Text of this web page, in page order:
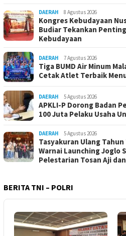
DAERAH 8 Agustus 2026
Kongres Kebudayaan
Budiar Tekankan
Kebudayaan
DAERAH 7 Agustus 2026
Tiga BUMD Air Minum
Cetak Atlet Terbaik
DAERAH 5 Agustus 2026
APKLI-P Dorong Badan
100 Juta Pelaku Usaha
DAERAH 5 Agustus 2026
Tasyakuran Ulang
Warnai Launching Joglo
Pelestarian Tosan Aji
BERITA TNI – POLRI